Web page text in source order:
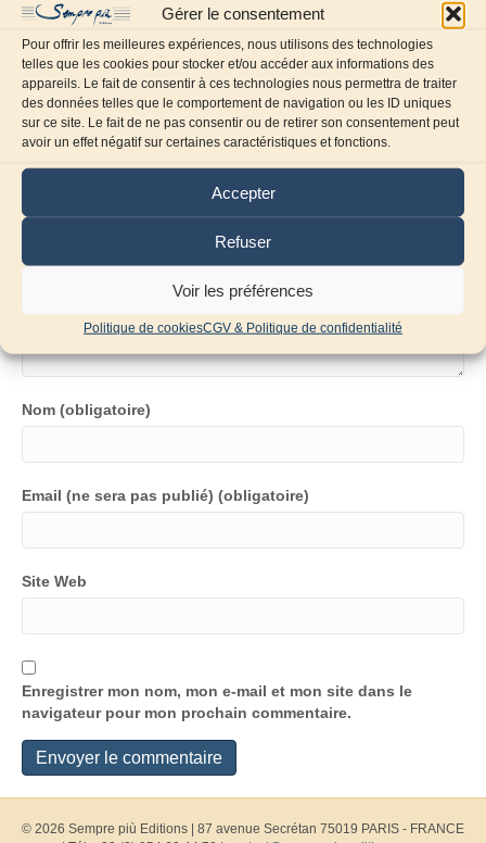
Gérer le consentement
Pour offrir les meilleures expériences, nous utilisons des technologies
telles que les cookies pour stocker et/ou accéder aux informations des
appareils. Le fait de consentir à ces technologies nous permettra de traiter
des données telles que le comportement de navigation ou les ID uniques
sur ce site. Le fait de ne pas consentir ou de retirer son consentement peut
avoir un effet négatif sur certaines caractéristiques et fonctions.
Accepter
Refuser
Voir les préférences
Politique de cookiesCGV & Politique de confidentialité
Laissez un commentaire
Commentaire
Nom (obligatoire)
Email (ne sera pas publié) (obligatoire)
Site Web
Enregistrer mon nom, mon e-mail et mon site dans le
navigateur pour mon prochain commentaire.
© 2026 Sempre più Editions
87 avenue Secrétan 75019 PARIS - FRANCE